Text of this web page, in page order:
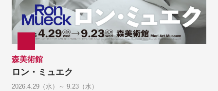
森美術館
ロン・ミュエク
2026.4.29（水）～ 9.23（水）